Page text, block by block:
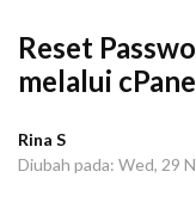
Reset
melalui
Rina S
Diubah pada: Wed, 29